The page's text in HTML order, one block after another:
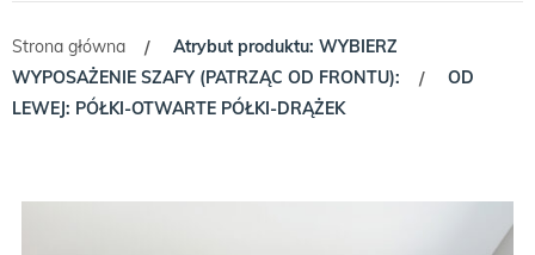
Strona główna /
Atrybut produktu: WYBIERZ
WYPOSAŻENIE SZAFY (PATRZĄC OD FRONTU):
/
OD
LEWEJ: PÓŁKI-OTWARTE PÓŁKI-DRĄŻEK